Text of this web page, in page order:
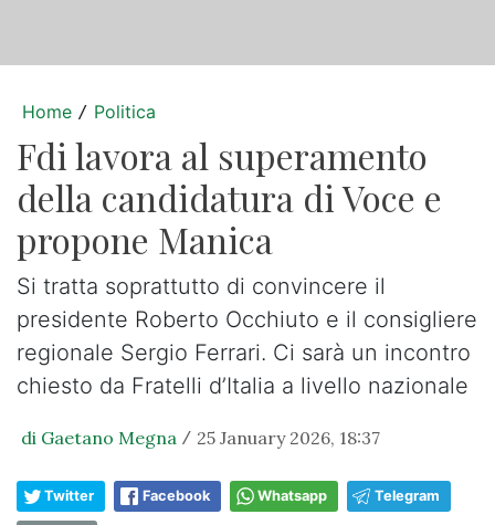
Home / Politica
Fdi lavora al superamento
della candidatura di Voce e
propone Manica
Si tratta soprattutto di convincere il
presidente Roberto Occhiuto e il consigliere
regionale Sergio Ferrari. Ci sarà un incontro
chiesto da Fratelli d’Italia a livello nazionale
di Gaetano Megna / 25 January 2026, 18:37
Twitter Facebook Whatsapp Telegram